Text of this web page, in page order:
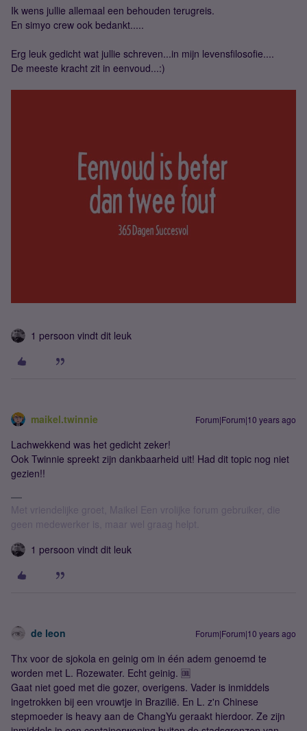
Ik wens jullie allemaal een behouden terugreis.
En simyo crew ook bedankt.....
Erg leuk gedicht wat jullie schreven...in mijn levensfilosofie....
De meeste kracht zit in eenvoud...:)
1 persoon vindt dit leuk
maikel.twinnie Forum|Forum|10 years ago
Lachwekkend was het gedicht zeker!
Ook Twinnie spreekt zijn dankbaarheid uit! Had dit topic nog niet
gezien!!
Met vriendelijke groet, Maikel Een vrolijke forum gebruiker, die
geen medewerker is, maar wel graag helpt.
1 persoon vindt dit leuk
de leon Forum|Forum|10 years ago
Thx voor de sjokola en geinig om in één adem genoemd te
worden met L. Rozewater. Echt geinig. 🆒
Gaat niet goed met die gozer, overigens. Vader is inmiddels
ingetrokken bij een vrouwtje in Brazilië. En L. z'n Chinese
stepmoeder is heavy aan de ChangYu geraakt hierdoor. Ze zijn